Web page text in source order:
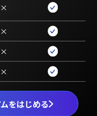
をはじめる
×
×
×
×